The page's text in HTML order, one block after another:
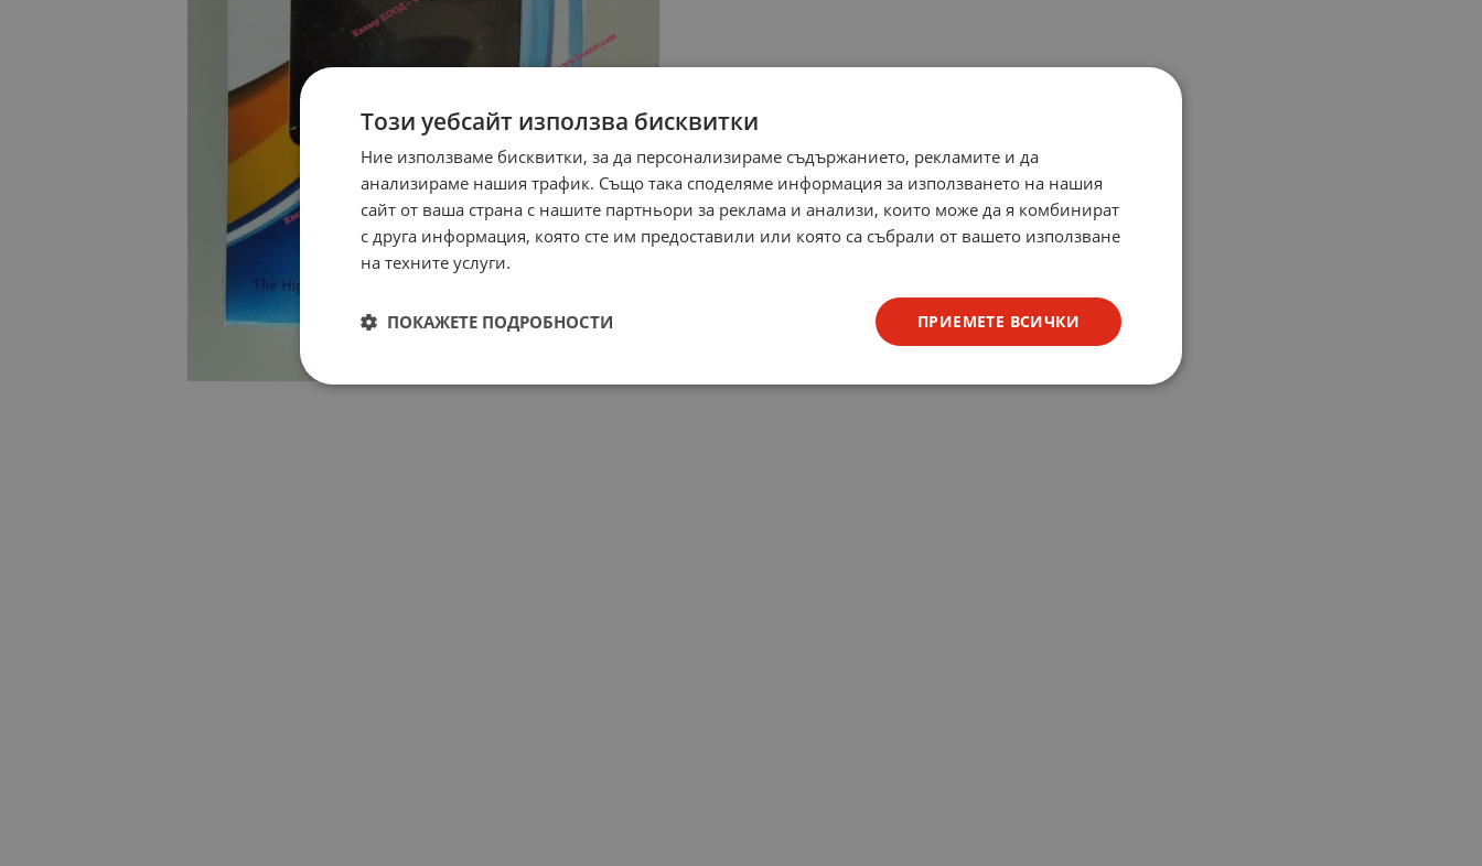
Този уебсайт използва бисквитки
Ние използваме бисквитки, за да персонализираме съдържанието, рекламите и да
анализираме нашия трафик. Също така споделяме информация за използването на нашия
сайт от ваша страна с нашите партньори за реклама и анализи, които може да я комбинират
с друга информация, която сте им предоставили или която са събрали от вашето използване
на техните услуги.
ПРИЕМЕТЕ ВСИЧКИ
ПОКАЖЕТЕ ПОДРОБНОСТИ